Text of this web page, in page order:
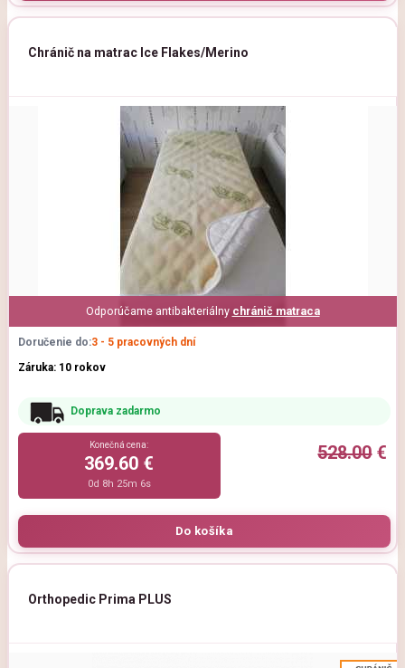
Chránič na matrac Ice Flakes/Merino
Odporúčame antibakteriálny chránič matraca
Doručenie do:3 - 5 pracovných dní
Záruka: 10 rokov
Doprava zadarmo
528.00€
Konečná cena:
369.60 €
0d 8h 25m 5s
Orthopedic Prima PLUS